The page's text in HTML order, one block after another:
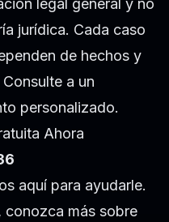
legal general y no
jurídica. Cada caso
de hechos y
a un
personalizado.
Ahora
aquí para ayudarle.
conozca más sobre